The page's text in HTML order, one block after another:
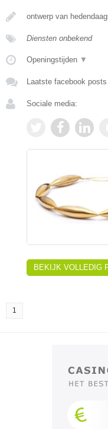
ontwerp van
Diensten onbekend
Openingstijden ▼
Laatste facebook posts
Sociale media:
BEKIJK VOLLEDIG
1